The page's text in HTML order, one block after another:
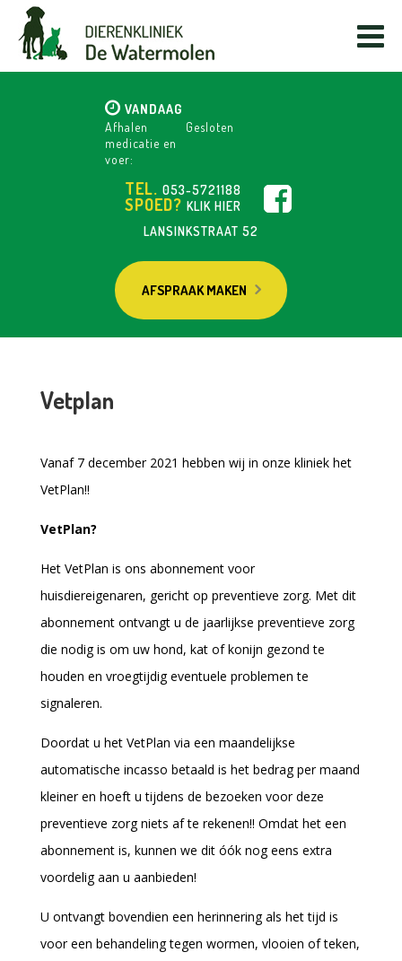
VANDAAG
Afhalen
medicatie en
voer:
Gesloten
TEL. 053-5721188
SPOED? KLIK HIER
LANSINKSTRAAT 52
AFSPRAAK MAKEN
Vetplan
Vanaf 7 december 2021 hebben wij in onze kliniek het
VetPlan!!
VetPlan?
Het VetPlan is ons abonnement voor
huisdiereigenaren, gericht op preventieve zorg. Met dit
abonnement ontvangt u de jaarlijkse preventieve zorg
die nodig is om uw hond, kat of konijn gezond te
houden en vroegtijdig eventuele problemen te
signaleren.
Doordat u het VetPlan via een maandelijkse
automatische incasso betaald is het bedrag per maand
kleiner en hoeft u tijdens de bezoeken voor deze
preventieve zorg niets af te rekenen!! Omdat het een
abonnement is, kunnen we dit óók nog eens extra
voordelig aan u aanbieden!
U ontvangt bovendien een herinnering als het tijd is
voor een behandeling tegen wormen, vlooien of teken,